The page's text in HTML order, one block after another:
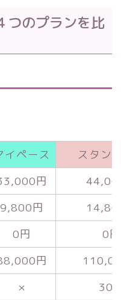
つのプランを比
イペース
スタン
円
9,800円
0円
0円
円
×
30